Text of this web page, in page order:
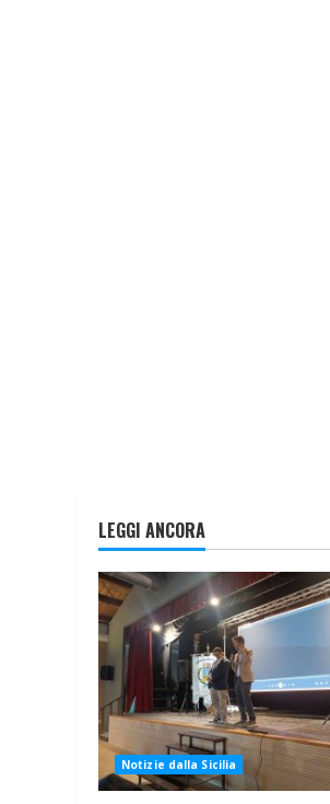
LEGGI ANCORA
Notizie dalla Sicilia